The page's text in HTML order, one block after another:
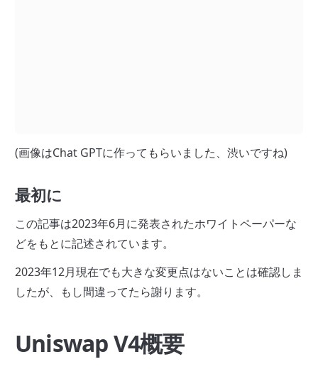
(画像はChat GPTに作ってもらいました、渋いですね)
最初に
この記事は2023年6月に発表されたホワイトペーパーな
どをもとに記述されています。
2023年12月現在でも大きな変更点はないことは確認しま
したが、もし間違ってたら謝ります。
Uniswap V4概要